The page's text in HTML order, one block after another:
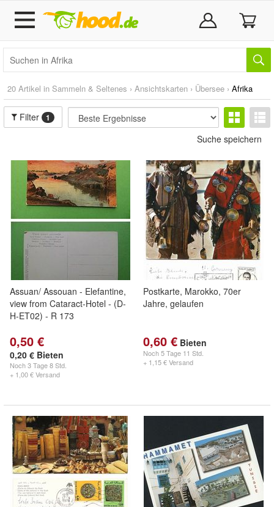
20 Artikel in Sammeln & Seltenes › Ansichtskarten › Übersee › Afrika
Filter 1
Suche speichern
Assuan/ Assouan - Elefantine,
view from Cataract-Hotel - (D-
H-ET02) - R 173
0,50 €
0,20 € Bieten
Noch3 Tage 8 Std.
+ 1,00 € Versand
Postkarte, Marokko, 70er
Jahre, gelaufen
0,60 € Bieten
Noch5 Tage 11 Std.
+ 1,15 € Versand